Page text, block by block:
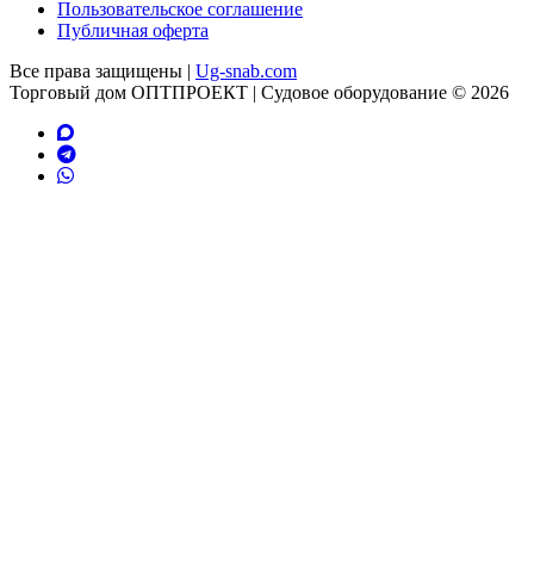
Пользовательское соглашение
Публичная оферта
Все права защищены | Ug-snab.com
Торговый дом ОПТПРОЕКТ | Судовое оборудование © 2026